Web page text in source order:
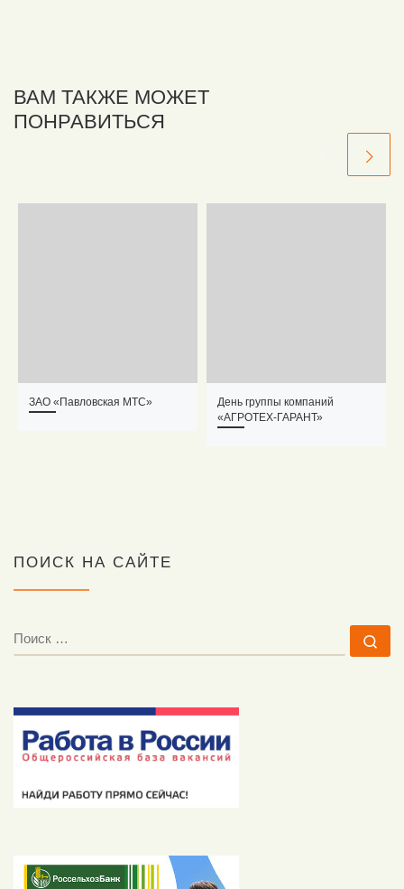
ВАМ ТАКЖЕ МОЖЕТ
ПОНРАВИТЬСЯ
ЗАО «Павловская МТС»
День группы компаний
«АГРОТЕХ-ГАРАНТ»
ПОИСК НА САЙТЕ
ПОИСК